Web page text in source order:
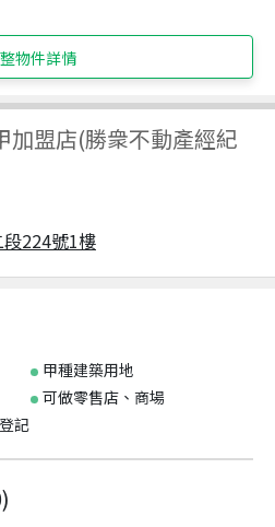
物件詳情
加盟店(勝衆不動產經紀
224號1樓
甲種建築用地
可做零售店、商場
記
)